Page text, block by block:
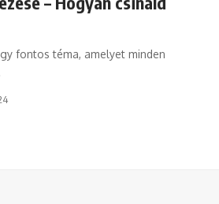
fontos téma, amelyet minden